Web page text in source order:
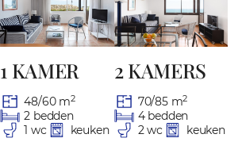
1 KAMER
48/60 m2
2 bedden
1 wc
keuken
2 KAMERS
70/85 m2
4 bedden
2 wc
keuken